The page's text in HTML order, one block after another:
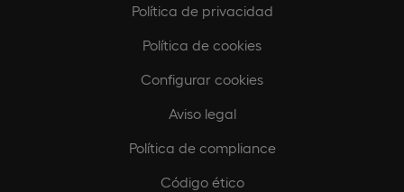
Política de privacidad
Política de cookies
Configurar cookies
Aviso legal
Política de compliance
Código ético